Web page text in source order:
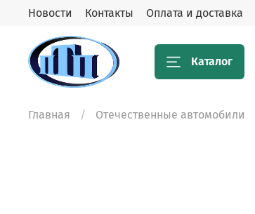
Новости Контакты Оплата и доставка
Каталог
Главная Отечественные автомобили